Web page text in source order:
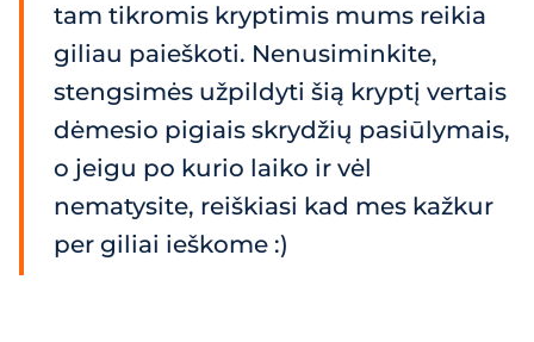
tam tikromis kryptimis mums reikia
giliau paieškoti. Nenusiminkite,
stengsimės užpildyti šią kryptį vertais
dėmesio pigiais skrydžių pasiūlymais,
o jeigu po kurio laiko ir vėl
nematysite, reiškiasi kad mes kažkur
per giliai ieškome :)